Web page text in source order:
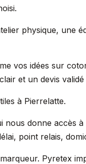
physique, une
vos idées sur
et un devis validé
à Pierrelatte.
nous donne accès à
point relais,
Pyretex